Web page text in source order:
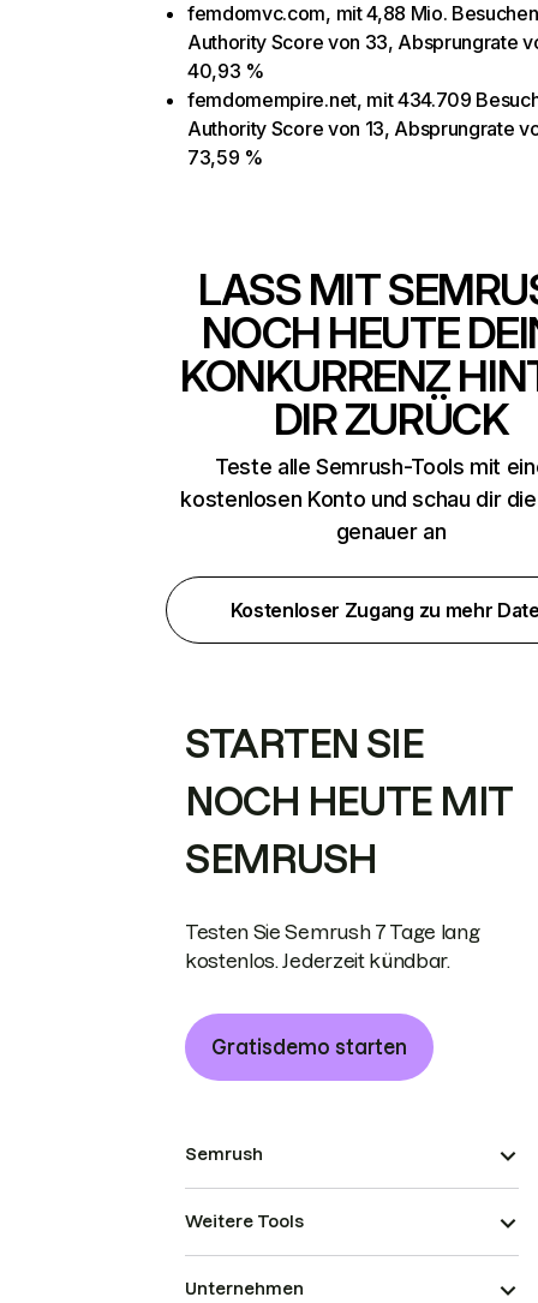
femdomvc.com, mit 4,88 Mio.
Authority Score von 33, Absprungrate
40,93 %
femdomempire.net, mit 434.709
Authority Score von 13, Absprungrate
73,59 %
LASS MIT
NOCH HEUTE
KONKURRENZ
DIR ZURÜCK
Teste alle Semrush-Tools mit
kostenlosen Konto und schau dir
genauer an
Kostenloser Zugang zu mehr
STARTEN SIE
NOCH HEUTE MIT
SEMRUSH
Testen Sie Semrush 7 Tage lang
kostenlos. Jederzeit kündbar.
Gratisdemo starten
Semrush
Weitere Tools
Unternehmen